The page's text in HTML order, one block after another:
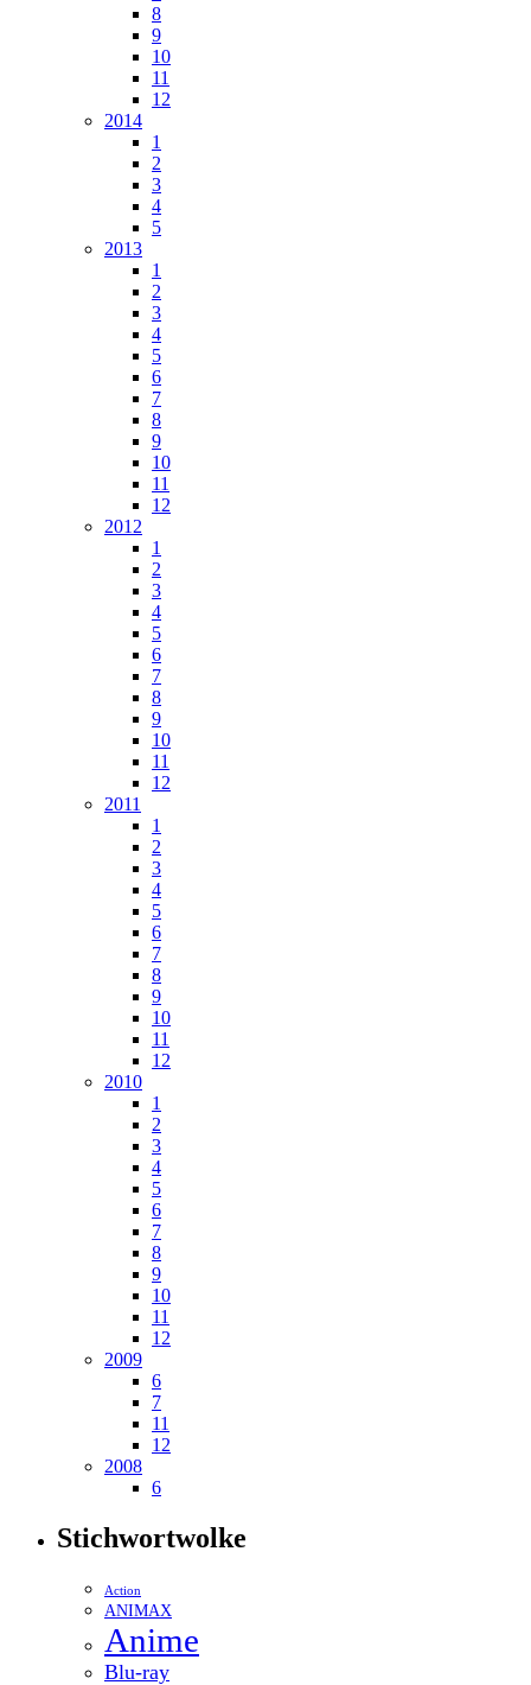
8
9
10
11
12
2014
1
2
3
4
5
2013
1
2
3
4
5
6
7
8
9
10
11
12
2012
1
2
3
4
5
6
7
8
9
10
11
12
2011
1
2
3
4
5
6
7
8
9
10
11
12
2010
1
2
3
4
5
6
7
8
9
10
11
12
2009
6
7
11
12
2008
6
Stichwortwolke
Action
ANIMAX
Anime
Blu-ray